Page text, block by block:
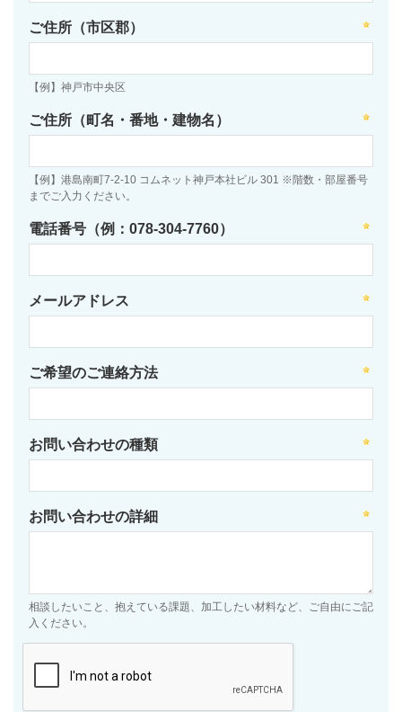
ご住所（市区郡）
【例】神戸市中央区
ご住所（町名・番地・建物名）
【例】港島南町7-2-10 コムネット神戸本社ビル 301 ※階数・部屋番号
までご入力ください。
電話番号（例：078-304-7760）
メールアドレス
ご希望のご連絡方法
お問い合わせの種類
お問い合わせの詳細
相談したいこと、抱えている課題、加工したい材料など、ご自由にご記
入ください。